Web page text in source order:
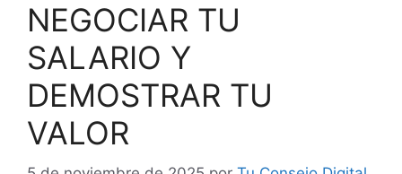
NEGOCIAR TU
SALARIO Y
DEMOSTRAR TU
VALOR